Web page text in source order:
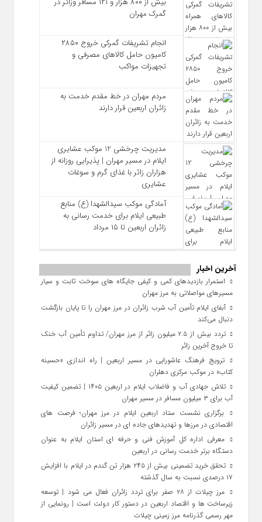
گمرک مهران
انجام تشریفات گمرکی خروج ۲۸۵۰
کامیون حامل کالاهای مصرفی و
تجهیزات مواکب
مردم مهران در خط مقدم خدمت به
زائران اربعین قرار دارند
مدیریت چرخشی 12 موکب‌ عشایری
ایلام در مسیر مهران | پذیرایی روزانه از
هزاران زائر با غذای گرم و سوغات
عشایری
آمادگی موکب سیدالشهدا (ع) منابع
طبیعی ایلام برای خدمت‌ رسانی به
زائران اربعین تا ۱۵ مرداد
آخرین اخبار
استمرار بازدیدهای کمی و کیفی جایگاه‌ های سوخت ثابت و سیار
مسیرهای مواصلاتی به مرز مهران
آبفای ایلام تأمین آب شرب زائران در مرز مهران را تا پایان بازگشت
دنبال می‌کند
تردد بیش از ۲.۵ میلیون زائر از مرز مهران/ تداوم تأمین آب خنک
تا خروج آخرین زائر
ترویج فرهنگ عاشورایی در مسیر اربعین | راه‌ اندازی «حسینه
کتاب» در موکب مرکزی دهلران
تلاش جهادی آب و فاضلاب ایلام در اربعین ۱۴۰۵ | تضمین کیفیت
آب برای ۳ میلیون مسافر در مسیر مهران
برگزاری نشست ستاد اربعین ایلام در مرز مهران؛ فرصت‌ های
اقتصادی در مرزها و تهدیدهای جاده‌ ای در مسیر زائران
معرفی اداره کل آموزش فنی و حرفه‌ ای استان ایلام به‌ عنوان
دستگاه برتر خدمت‌ رسانی در اربعین
تحقق خرید تضمینی بیش از ۲۴۵ هزار تن گندم در ایلام با افزایش
۱۷ درصدی نسبت به سال گذشته
مرز چیلات از ۲۸ صفر برای تردد زائران فعال می‌ شود | توسعه
زیرساخت‌ ها و اقتصاد اربعین در دستور کار دولت است | رونمایی از
مهر رسمی گذرنامه مرز زمینی چیلات